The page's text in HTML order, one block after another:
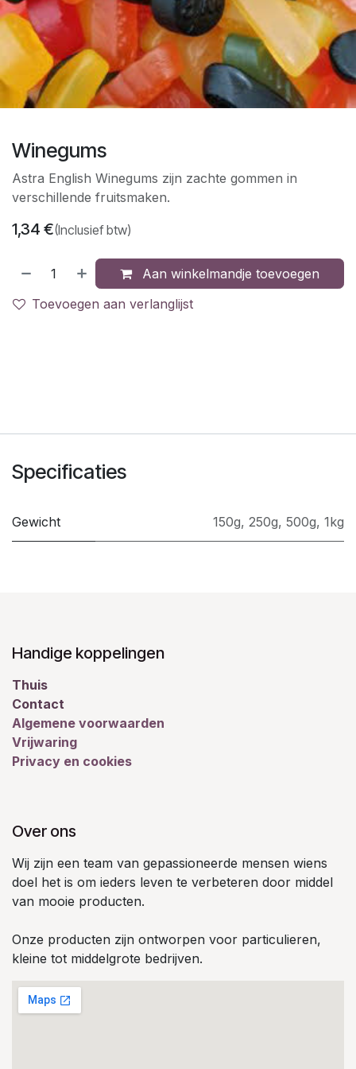
Winegums
Astra English Winegums zijn zachte gommen in
verschillende fruitsmaken.
1,34 €(Inclusief btw)
Aan winkelmandje toevoegen
Toevoegen aan verlanglijst
Specificaties
Gewicht 150g, 250g, 500g, 1kg
Handige koppelingen
Thuis
Contact
Algemene voorwaarden
Vrijwaring
Privacy en cookies
Over ons
Wij zijn een team van gepassioneerde mensen wiens
doel het is om ieders leven te verbeteren door middel
van mooie producten.
Onze producten zijn ontworpen voor particulieren,
kleine tot middelgrote bedrijven.